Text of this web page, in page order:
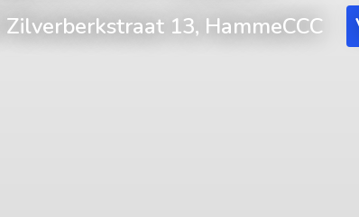
Zilverberkstraat 13, HammeCCC